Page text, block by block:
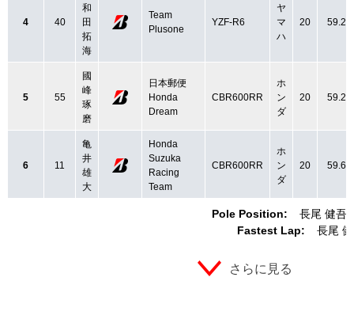
Pole Position:
長尾 健吾
Fastest Lap:
長尾
4 40
和
田
拓
海
Team
Plusone
YZF-R6
ヤ
マ
ハ
20
5 55
國
峰
琢
磨
日本郵便
Honda
Dream
CBR600RR
ホ
ン
ダ
20
6 11
亀
井
雄
大
Honda
Suzuka
Racing
Team
CBR600RR
ホ
ン
ダ
20
さらに見る